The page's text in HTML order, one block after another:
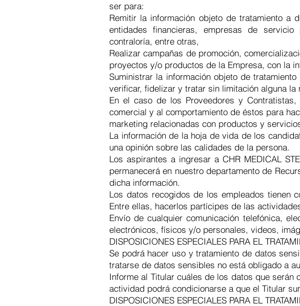
ser para:
Remitir la información objeto de tratamiento a
entidades financieras, empresas de
contraloría, entre otras,
Realizar campañas de promoción,
proyectos y/o productos de la Empresa, con la
Suministrar la información objeto de
verificar, fidelizar y tratar sin limitación alguna la
En el caso de los Proveedores y
comercial y al comportamiento de éstos para
marketing relacionadas con productos y
La información de la hoja de vida de los
una opinión sobre las calidades de la persona.
Los aspirantes a ingresar a CHR MEDICAL
permanecerá en nuestro departamento de
dicha información.
Los datos recogidos de los empleados tienen
Entre ellas, hacerlos partícipes de las
Envío de cualquier comunicación telefónica,
electrónicos, físicos y/o personales, videos,
DISPOSICIONES ESPECIALES PARA EL
Se podrá hacer uso y tratamiento de datos
tratarse de datos sensibles no está obligado a
Informe al Titular cuáles de los datos que serán
actividad podrá condicionarse a que el Titular
DISPOSICIONES ESPECIALES PARA EL